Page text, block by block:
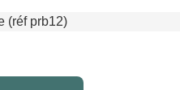
(réf prb12)
Alternative: